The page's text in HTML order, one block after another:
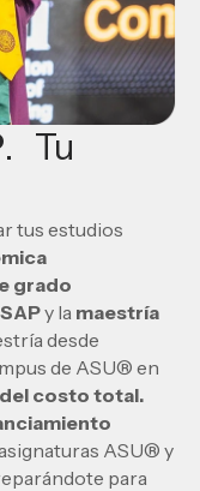
. Tu
tus estudios
grado
y la maestría
desde
de ASU® en
costo total.
ASU® y
para